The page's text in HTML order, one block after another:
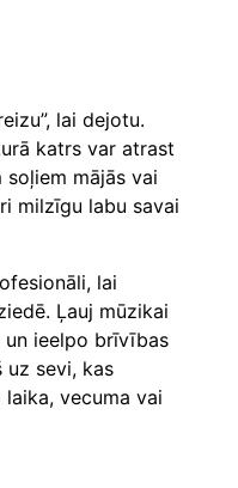
lai dejotu.
katrs var atrast
soļiem mājās vai
milzīgu labu savai
lai
Ļauj mūzikai
ieelpo brīvības
uz sevi, kas
vecuma vai